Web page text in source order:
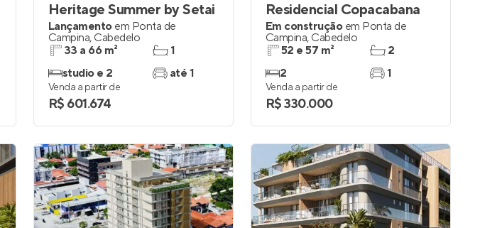
Heritage Summer by Setai
Lançamento em Ponta de
Campina, Cabedelo
33 a 66 m²
studio e 2
1
até 1
Venda a partir de
R$ 601.674
Residencial Copacabana
Em construção em Ponta de
Campina, Cabedelo
52 e 57 m²
2
2
1
Venda a partir de
R$ 330.000